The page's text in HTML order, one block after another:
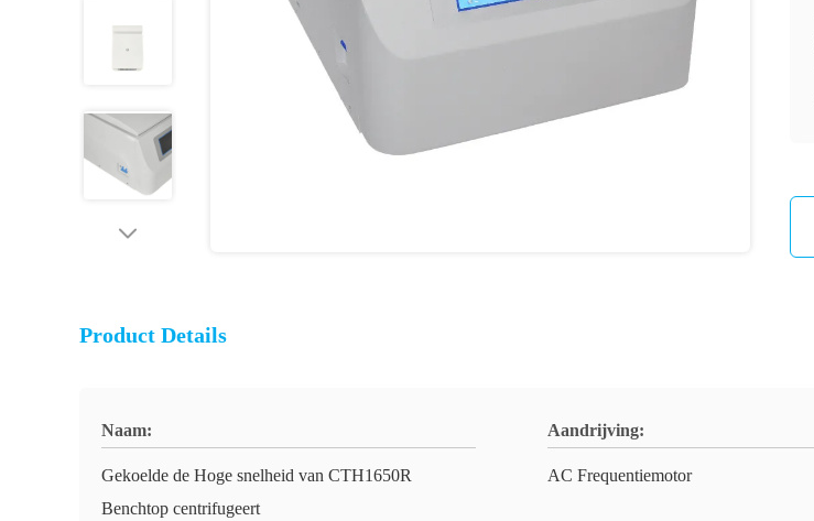
Product Details
Naam:
Gekoelde de Hoge snelheid van CTH1650R
Benchtop centrifugeert
Aandrijving:
AC Frequentiemotor